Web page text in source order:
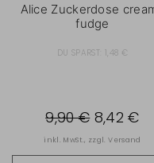
Alice Zuckerdose
fudge
DU SPARST: 1,48 €
9,90 € 8,42 €
inkl. MwSt., zzgl.Versand